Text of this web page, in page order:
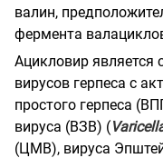
валин,
фермента
Ацикловир является
вирусов герпеса с
простого герпеса
вируса (ВЗВ) (
(ЦМВ), вируса